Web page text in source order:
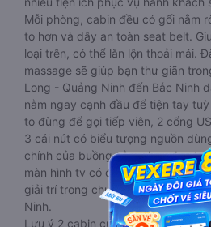
Bắc Ninh 20 - 22 chỗ được chia
hàng, mỗi hàng là 2 cabin riêng
Hạ Long - Quảng Ninh Bắc Ninh
nhiều tiện ích phục vụ hành khách
Mỗi phòng, cabin đều có gối nằm
to hơn và dây an toàn seat belt.
loại trên, có thể lăn lộn thoải mái.
massage sẽ giúp bạn thư giãn
Long - Quảng Ninh đến Bắc Ninh
nằm ngay cạnh đầu để tiện tay
to đùng để gọi tiếp viên, 2 cổng
3 cái nút có biểu tượng nguồn
chính của buồng nằm chạy dọc